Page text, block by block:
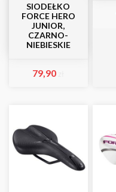
SIODEŁKO
FORCE HERO
JUNIOR,
CZARNO-
NIEBIESKIE
79,90